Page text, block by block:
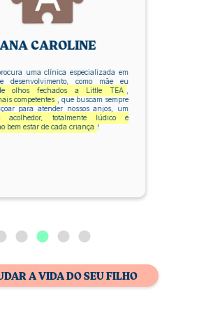
ANA CAROLINE
uma clínica especializada em
desenvolvimento, como mãe eu
olhos fechados a Little TEA ,
competentes , que buscam sempre
para atender nossos anjos, um
acolhedor, totalmente lúdico e
bem estar de cada criança !
A VIDA DO SEU FILHO